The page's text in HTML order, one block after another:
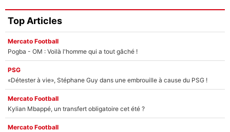
Top Articles
Mercato Football
Pogba - OM : Voilà l'homme qui a tout gâché !
PSG
«Détester à vie», Stéphane Guy dans une embrouille à cause du PSG !
Mercato Football
Kylian Mbappé, un transfert obligatoire cet été ?
Mercato Football